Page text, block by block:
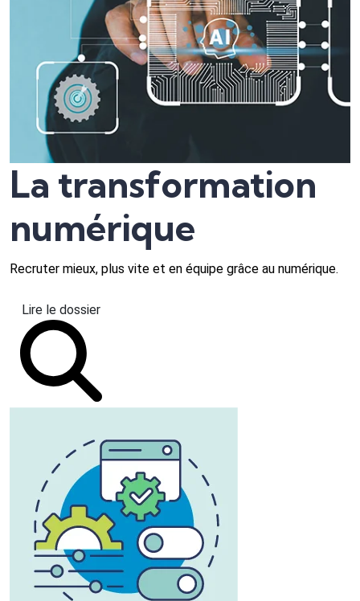
La transformation
numérique
Recruter mieux, plus vite et en équipe grâce au numérique.
Lire le dossier